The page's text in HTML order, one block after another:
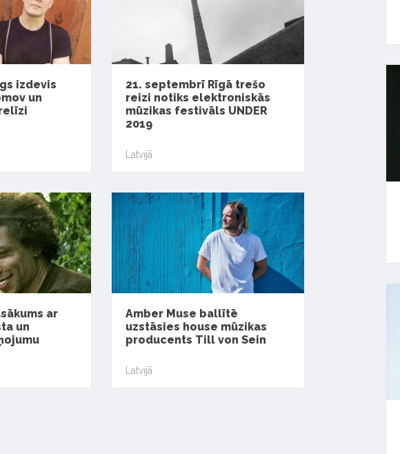
izdevis
un
21. septembrī Rīgā trešo
reizi notiks elektroniskās
mūzikas festivāls UNDER
2019
Latvijā
ar
un
Amber Muse ballītē
uzstāsies house mūzikas
producents Till von Sein
Latvijā